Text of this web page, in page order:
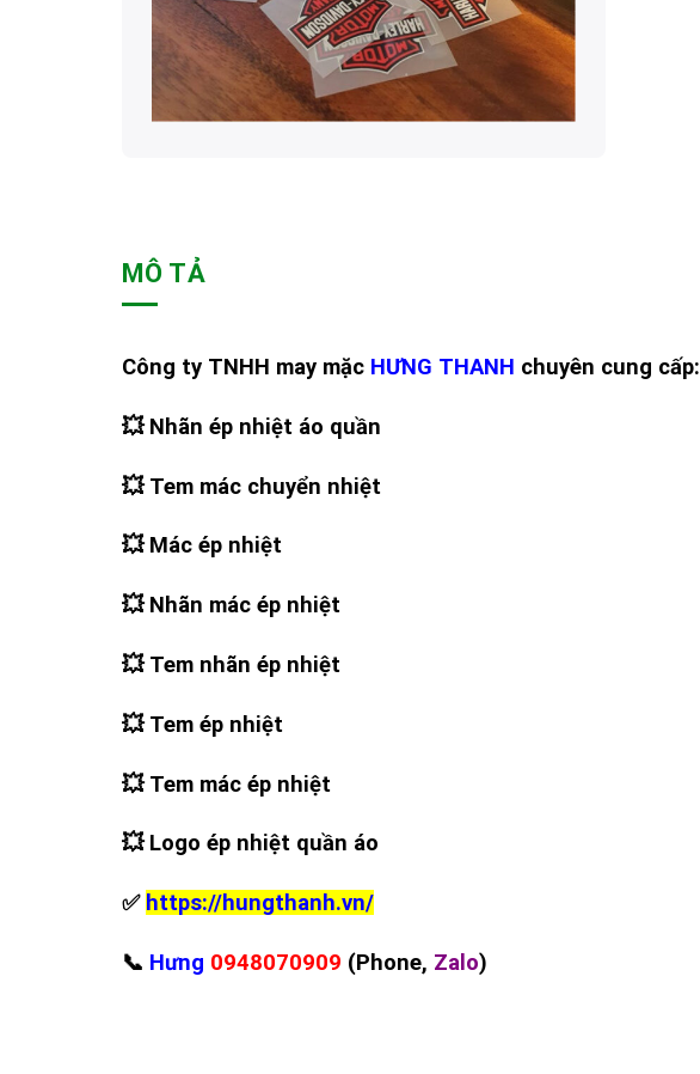
MÔ TẢ
Công ty TNHH may mặc HƯNG THANH chuyên cung cấp:
💥 Nhãn ép nhiệt áo quần
💥 Tem mác chuyển nhiệt
💥 Mác ép nhiệt
💥 Nhãn mác ép nhiệt
💥 Tem nhãn ép nhiệt
💥 Tem ép nhiệt
💥 Tem mác ép nhiệt
💥 Logo ép nhiệt quần áo
✅ https://hungthanh.vn/
📞 Hưng 0948070909 (Phone, Zalo)